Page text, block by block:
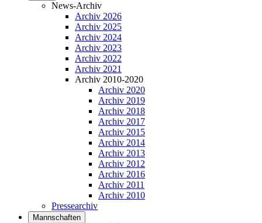
News-Archiv
Archiv 2026
Archiv 2025
Archiv 2024
Archiv 2023
Archiv 2022
Archiv 2021
Archiv 2010-2020
Archiv 2020
Archiv 2019
Archiv 2018
Archiv 2017
Archiv 2015
Archiv 2014
Archiv 2013
Archiv 2012
Archiv 2016
Archiv 2011
Archiv 2010
Pressearchiv
Mannschaften